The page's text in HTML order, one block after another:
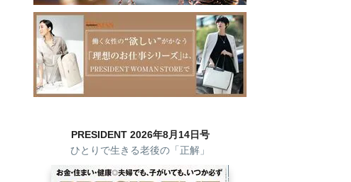
PRESIDENT 2026年8月14日号
ひとりで生きる老後の「正解」